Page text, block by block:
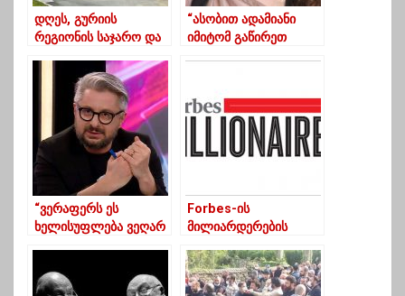
დღეს, გურიის
რეგიონის საჯარო და
სასწავლო პროცესი
საკლასო ოთახებში
განახლდა
“ასობით ადამიანი
იმიტომ გაწირეთ
გამკაცრება?”
“ვერაფერს ეს
ხელისუფლება ვეღარ
Forbes-ის
მილიარდერების
ერთი ქართველი
მოხვდა – ვინ არის